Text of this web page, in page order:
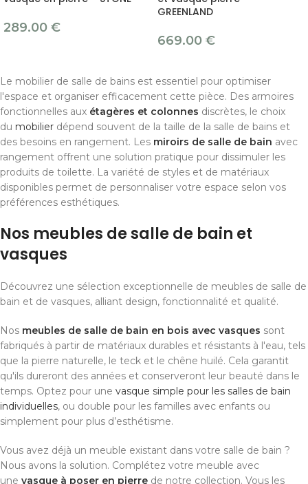
289.00 €
GREENLAND
669.00 €
Le mobilier de salle de bains est essentiel pour optimiser
l'espace et organiser efficacement cette pièce. Des armoires
fonctionnelles aux étagères et colonnes discrètes, le choix
du mobilier dépend souvent de la taille de la salle de bains et
des besoins en rangement. Les miroirs de salle de bain avec
rangement offrent une solution pratique pour dissimuler les
produits de toilette. La variété de styles et de matériaux
disponibles permet de personnaliser votre espace selon vos
préférences esthétiques.
Nos meubles de salle de bain et
vasques
Découvrez une sélection exceptionnelle de meubles de salle de
bain et de vasques, alliant design, fonctionnalité et qualité.
Nos meubles de salle de bain en bois avec vasques sont
fabriqués à partir de matériaux durables et résistants à l'eau, tels
que la pierre naturelle, le teck et le chêne huilé. Cela garantit
qu'ils dureront des années et conserveront leur beauté dans le
temps. Optez pour une vasque simple pour les salles de bain
individuelles, ou double pour les familles avec enfants ou
simplement pour plus d’esthétisme.
Vous avez déjà un meuble existant dans votre salle de bain ?
Nous avons la solution. Complétez votre meuble avec
une vasque à poser en pierre de notre collection. Vous les